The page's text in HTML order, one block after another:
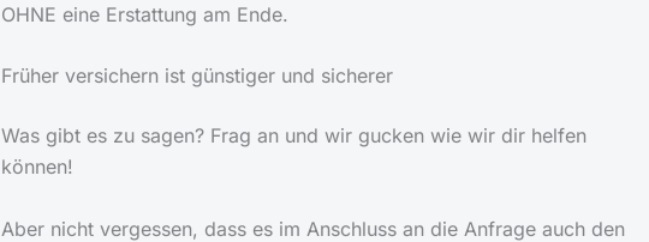
OHNE eine Erstattung am Ende.
Früher versichern ist günstiger und sicherer
Was gibt es zu sagen? Frag an und wir gucken wie wir dir helfen
können!
Aber nicht vergessen, dass es im Anschluss an die Anfrage auch den